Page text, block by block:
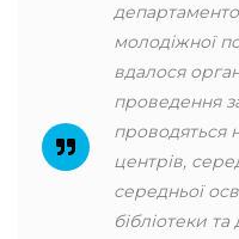
молодіжної
вдалося
проведення
проводяться
центрів,
середньої
бібліотеки